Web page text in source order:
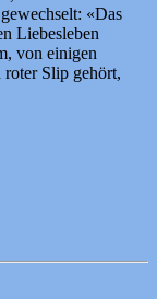
«Das
Liebesleben
von einigen
roter Slip gehört,